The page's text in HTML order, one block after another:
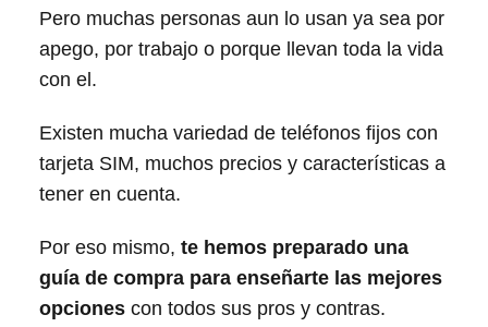
Pero muchas personas aun lo usan ya sea por
apego, por trabajo o porque llevan toda la vida
con el.
Existen mucha variedad de teléfonos fijos con
tarjeta SIM, muchos precios y características a
tener en cuenta.
Por eso mismo, te hemos preparado una
guía de compra para enseñarte las mejores
opcionescon todos sus pros y contras.